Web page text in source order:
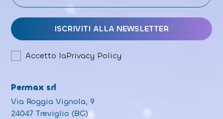
Accetto laPrivacy Policy
Permax srl
Via Roggia Vignola, 9
24047 Treviglio (BG)